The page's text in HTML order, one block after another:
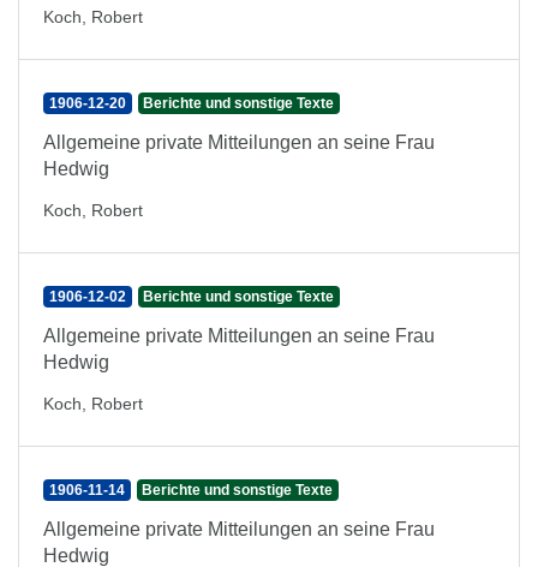
Koch, Robert
1906-12-20 Berichte und sonstige Texte
Allgemeine private Mitteilungen an seine Frau
Hedwig
Koch, Robert
1906-12-02 Berichte und sonstige Texte
Allgemeine private Mitteilungen an seine Frau
Hedwig
Koch, Robert
1906-11-14 Berichte und sonstige Texte
Allgemeine private Mitteilungen an seine Frau
Hedwig